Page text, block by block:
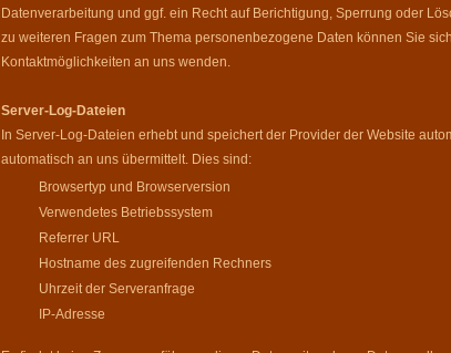
Datenverarbeitung und ggf. ein Recht auf Berichtigung, Sperrung oder
zu weiteren Fragen zum Thema personenbezogene Daten können Sie
Kontaktmöglichkeiten an uns wenden.
Server-Log-Dateien
In Server-Log-Dateien erhebt und speichert der Provider der Website
automatisch an uns übermittelt. Dies sind:
Browsertyp und Browserversion
Verwendetes Betriebssystem
Referrer URL
Hostname des zugreifenden Rechners
Uhrzeit der Serveranfrage
IP-Adresse